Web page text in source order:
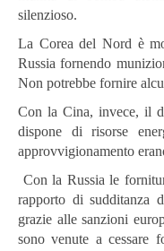
silenzioso.
La Corea del Nord è
Russia fornendo
Non potrebbe fornire
Con la Cina, invece, il
dispone di risorse
approvvigionamento
Con la Russia le
rapporto di sudditanza
grazie alle sanzioni
sono venute a cessare